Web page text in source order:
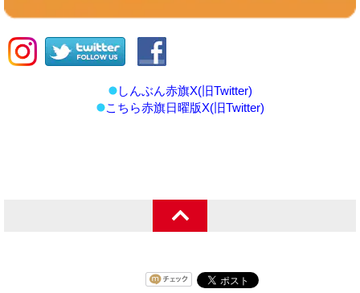
しんぶん赤旗X(旧Twitter)
こちら赤旗日曜版X(旧Twitter)